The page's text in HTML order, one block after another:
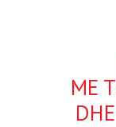
ME